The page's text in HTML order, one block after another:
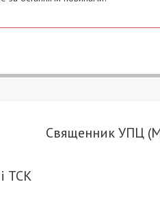
свідомо
контролювати
засіданні ТСК